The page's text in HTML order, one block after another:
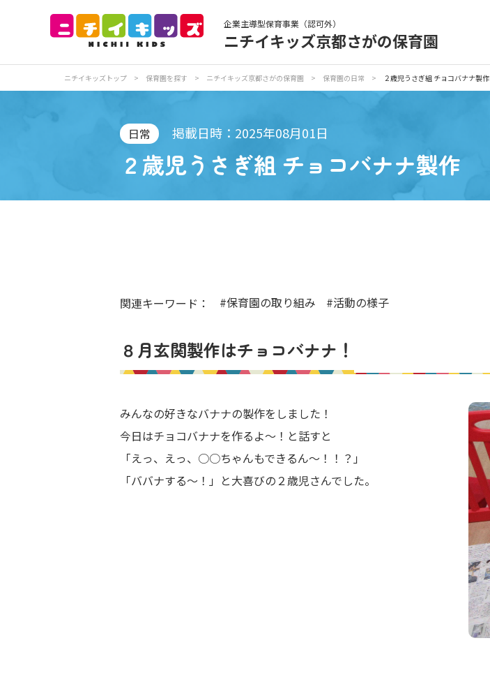
企業主導型保育事業（認可外）
ニチイキッズ京都さがの保育園
写真販売サービス 各種書類
プライバシーポリシー サイトのご利用について
ニチイキッズトップ > 保育園を探す > ニチイキッズ京都さがの保育園 > 保育園の日常 > ２歳児うさぎ組 チョコバナナ製作
日常 掲載日時：2025年08月01日
２歳児うさぎ組 チョコバナナ製作
関連キーワード： #保育園の取り組み #活動の様子
８月玄関製作はチョコバナナ！
みんなの好きなバナナの製作をしました！
今日はチョコバナナを作るよ～！と話すと
「えっ、えっ、○○ちゃんもできるん～！！？」
「ババナする～！」と大喜びの２歳児さんでした。